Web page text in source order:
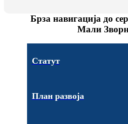
Брза навигација до
Мали
Статут
План развоја